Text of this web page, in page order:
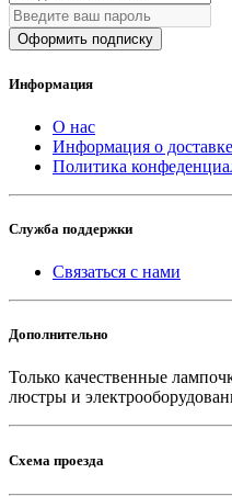
Оформить подписку
Информация
О нас
Информация о доставке
Политика
Служба поддержки
Связаться с нами
Дополнительно
Только качественные
люстры и
Схема проезда